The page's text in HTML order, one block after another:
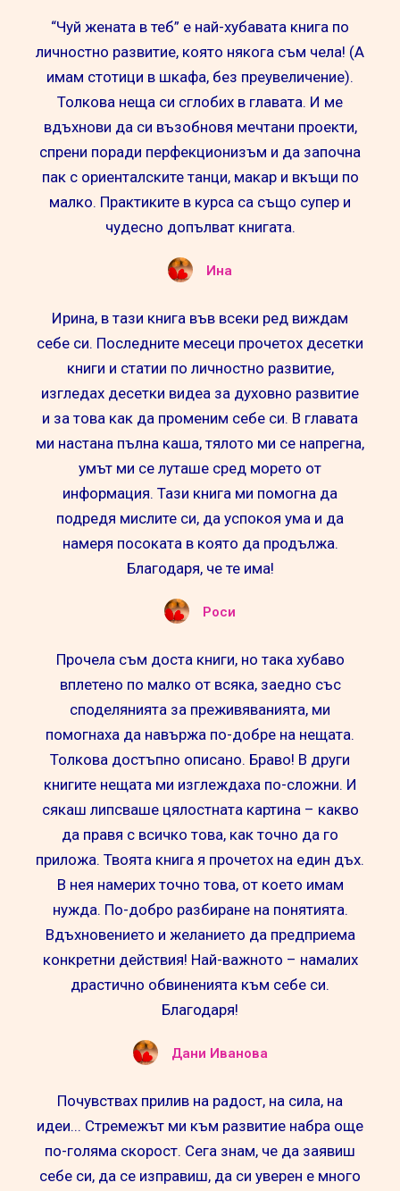
“Чуй жената в теб” е най-хубавата книга по
личностно развитие, която някога съм чела! (А
имам стотици в шкафа, без преувеличение).
Толкова неща си сглобих в главата. И ме
вдъхнови да си възобновя мечтани проекти,
спрени поради перфекционизъм и да започна
пак с ориенталските танци, макар и вкъщи по
малко. Практиките в курса са също супер и
чудесно допълват книгата.
Ина
Ирина, в тази книга във всеки ред виждам
себе си. Последните месеци прочетох десетки
книги и статии по личностно развитие,
изгледах десетки видеа за духовно развитие
и за това как да променим себе си. В главата
ми настана пълна каша, тялото ми се напрегна,
умът ми се луташе сред морето от
информация. Тази книга ми помогна да
подредя мислите си, да успокоя ума и да
намеря посоката в която да продължа.
Благодаря, че те има!
Роси
Прочела съм доста книги, но така хубаво
вплетено по малко от всяка, заедно със
споделянията за преживяванията, ми
помогнаха да навържа по-добре на нещата.
Толкова достъпно описано. Браво! В други
книгите нещата ми изглеждаха по-сложни. И
сякаш липсваше цялостната картина – какво
да правя с всичко това, как точно да го
приложа. Твоята книга я прочетох на един дъх.
В нея намерих точно това, от което имам
нужда. По-добро разбиране на понятията.
Вдъхновението и желанието да предприема
конкретни действия! Най-важното – намалих
драстично обвиненията към себе си.
Благодаря!
Дани Иванова
Почувствах прилив на радост, на сила, на
идеи... Стремежът ми към развитие набра още
по-голяма скорост. Сега знам, че да заявиш
себе си, да се изправиш, да си уверен е много